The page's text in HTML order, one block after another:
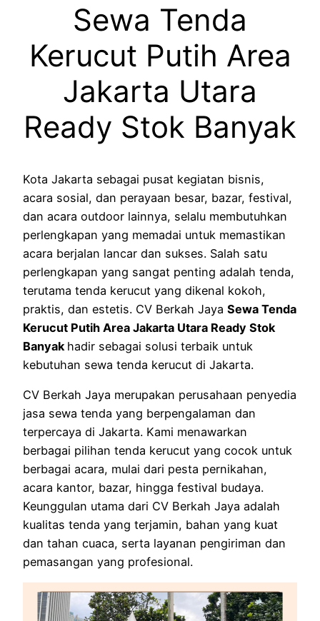
Sewa Tenda
Kerucut Putih Area
Jakarta Utara
Ready Stok Banyak
Kota Jakarta sebagai pusat kegiatan bisnis,
acara sosial, dan perayaan besar, bazar, festival,
dan acara outdoor lainnya, selalu membutuhkan
perlengkapan yang memadai untuk memastikan
acara berjalan lancar dan sukses. Salah satu
perlengkapan yang sangat penting adalah tenda,
terutama tenda kerucut yang dikenal kokoh,
praktis, dan estetis. CV Berkah Jaya Sewa Tenda
Kerucut Putih Area Jakarta Utara Ready Stok
Banyak hadir sebagai solusi terbaik untuk
kebutuhan sewa tenda kerucut di Jakarta.
CV Berkah Jaya merupakan perusahaan penyedia
jasa sewa tenda yang berpengalaman dan
terpercaya di Jakarta. Kami menawarkan
berbagai pilihan tenda kerucut yang cocok untuk
berbagai acara, mulai dari pesta pernikahan,
acara kantor, bazar, hingga festival budaya.
Keunggulan utama dari CV Berkah Jaya adalah
kualitas tenda yang terjamin, bahan yang kuat
dan tahan cuaca, serta layanan pengiriman dan
pemasangan yang profesional.